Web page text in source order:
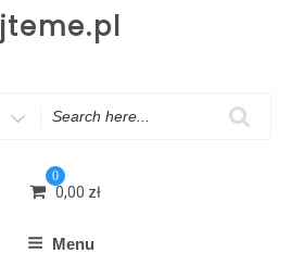
jteme.pl
0
0,00 zł
Menu